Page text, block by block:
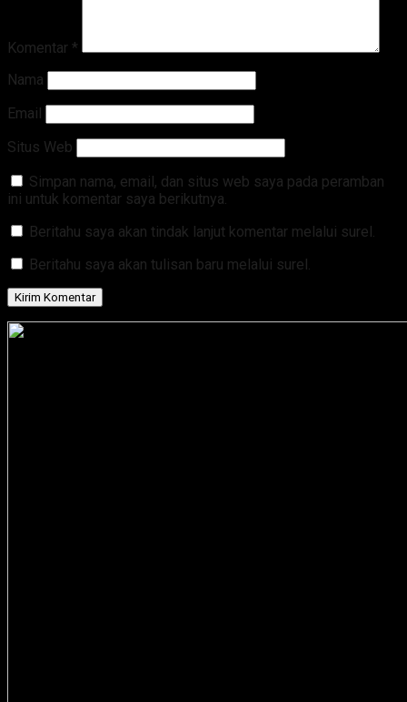
Komentar *
Nama
Email
Situs Web
Simpan nama, email, dan situs web saya pada peramban
ini untuk komentar saya berikutnya.
Beritahu saya akan tindak lanjut komentar melalui surel.
Beritahu saya akan tulisan baru melalui surel.